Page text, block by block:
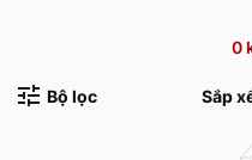
0
Bộ lọc Sắp